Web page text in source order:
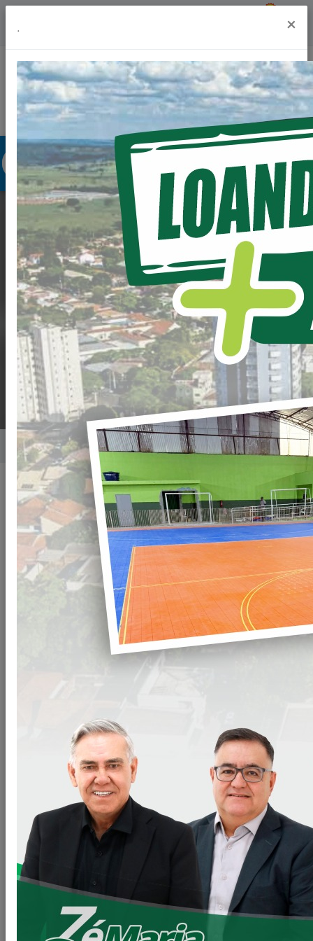
PREFEITURA INICIA
REGULARIZAÇÃO
DOS TERRENOS NOS
PARQUES
INDUSTRIAIS.
Home Notícias
Publicado em: 03/06/2022 20:00
Compartilhar
LOANDA REGULARIZA.
Compromisso Assumido, Compromisso Sendo Cumprido !!!!
PREFEITURA INICIA REGULARIZAÇÃO DOS TERRENOS
NOS PARQUES INDUSTRIAIS.
Olá amigos e amigas Loandenses.
. ×